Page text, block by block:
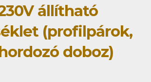
állítható
(profilpárok,
doboz)